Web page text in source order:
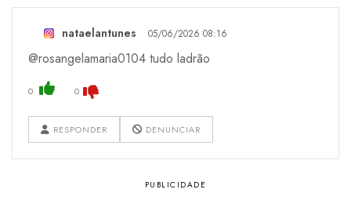
nataelantunes 05/06/2026 08:16
@rosangelamaria0104 tudo ladrão
0 0
RESPONDER DENUNCIAR